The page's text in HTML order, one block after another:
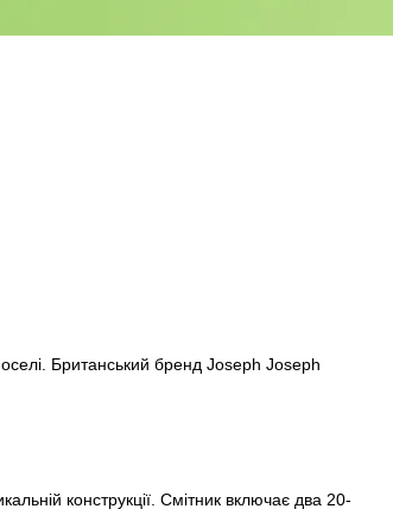
Британський бренд Joseph Joseph
конструкції. Смітник включає два 20-